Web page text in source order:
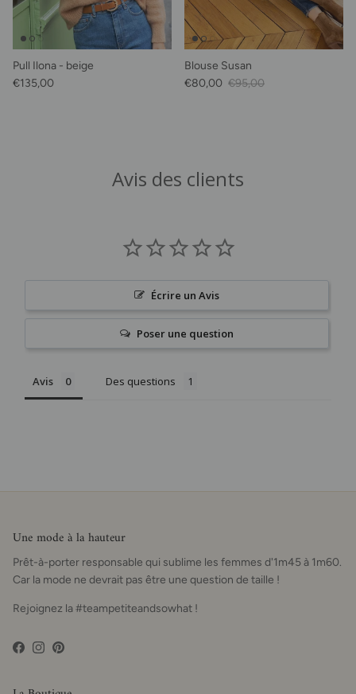
Pull Ilona - beige
Prix habituel
€135,00
Blouse Susan
Prix soldé
€80,00 Prix habituel
€95,00
Avis des clients
Écrire un Avis
Poser une question
Avis Des questions
Une mode à la hauteur
Prêt-à-porter responsable qui sublime les femmes d'1m45 à 1m60.
Car la mode ne devrait pas être une question de taille !
Rejoignez la #teampetiteandsowhat !
Facebook
Instagram
Pinterest